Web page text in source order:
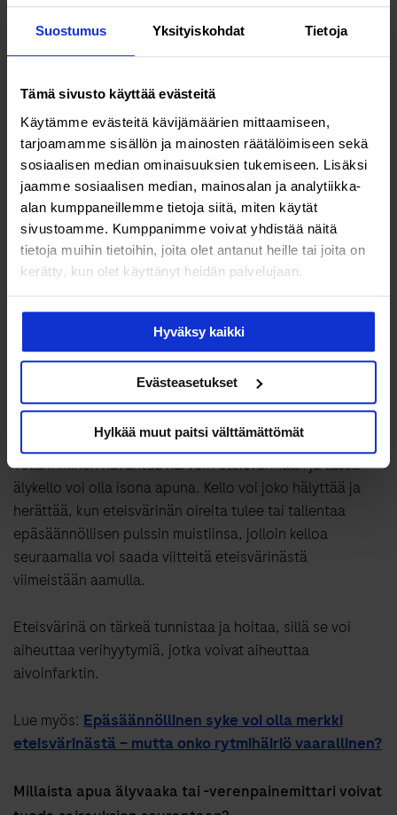
Suostumus Yksityiskohdat Tietoja
Tämä sivusto käyttää evästeitä
Käytämme evästeitä kävijämäärien mittaamiseen,
tarjoamamme sisällön ja mainosten räätälöimiseen sekä
sosiaalisen median ominaisuuksien tukemiseen. Lisäksi
jaamme sosiaalisen median, mainosalan ja analytiikka-
alan kumppaneillemme tietoja siitä, miten käytät
sivustoamme. Kumppanimme voivat yhdistää näitä
tietoja muihin tietoihin, joita olet antanut heille tai joita on
kerätty, kun olet käyttänyt heidän palvelujaan.
Hyväksy kaikki
Evästeasetukset
Hylkää muut paitsi välttämättömät
ambulanssin paikalle paikannusta apuna käyttäen.
Älykellon tuomaan apuun ei kannata tuudittautua.
Esimerkiksi sydänpysähdyksessä oleellista on avun
nopeus. Parhaat edellytykset on selviytyä, jos
sydänpysähdyksen sattuessa on paikassa, jossa on
defibrillaattori ja muita ihmisiä, jotka reagoivat
tilanteeseen nopeasti.
Mitä epäsäännöllinen pulssi merkitsee?
Yksittäiset sydämen lisälyönnit tai muljahtelut ovat
yleensä vaarattomia. Jos sydän sen sijaan lyö usein
epäsäännöllisesti tai nopeasti, kyseessä voi olla
eteisvärinä eli flimmeri. Tällainen tilanne voi olla
esimerkiksi, jos istuu paikallaan tai makoilee sohvalla ja
pulssi kohoaa äkisti yli sadan. Tämä voi tuntua
epämiellyttävänä muljahteluna. Toisinaan oloon voi
liittyä hengenahdistusta, huonoa oloa ja väsymystä.
Yöllä ihminen havahtuu harvoin eteisvärinään ja tässä
älykello voi olla isona apuna. Kello voi joko hälyttää ja
herättää, kun eteisvärinän oireita tulee tai tallentaa
epäsäännöllisen pulssin muistiinsa, jolloin kelloa
seuraamalla voi saada viitteitä eteisvärinästä
viimeistään aamulla.
Eteisvärinä on tärkeä tunnistaa ja hoitaa, sillä se voi
aiheuttaa verihyytymiä, jotka voivat aiheuttaa
aivoinfarktin.
Lue myös: Epäsäännöllinen syke voi olla merkki
eteisvärinästä − mutta onko rytmihäiriö vaarallinen?
Millaista apua älyvaaka tai -verenpainemittari voivat